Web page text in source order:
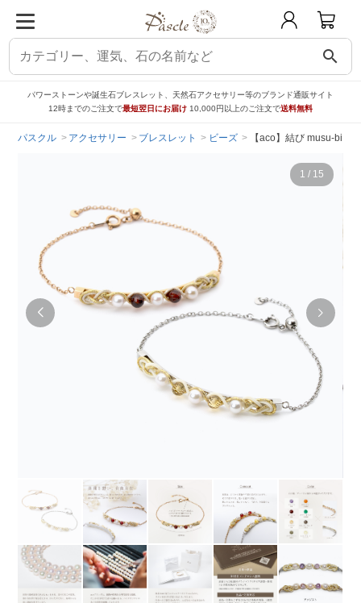
search
パワーストーンや誕生石ブレスレット、天然石アクセサリー等のブランド通販サイト
12時までのご注文で最短翌日にお届け 10,000円以上のご注文で送料無料
パスクル アクセサリー ブレスレット ビーズ 【aco】結び musu-bi あ
1 / 15